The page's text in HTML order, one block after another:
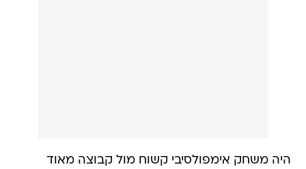
היה משחק אימפולסיבי קשוח מול קבוצה מאוד